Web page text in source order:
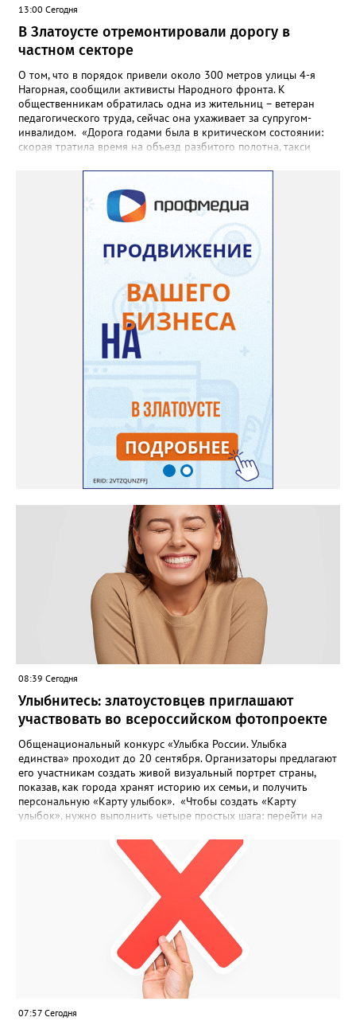
13:00 Сегодня
В Златоусте отремонтировали дорогу в
частном секторе
О том, что в порядок привели около 300 метров улицы 4-я
Нагорная, сообщили активисты Народного фронта. К
общественникам обратилась одна из жительниц – ветеран
педагогического труда, сейчас она ухаживает за супругом-
инвалидом. «Дорога годами была в критическом состоянии:
скорая тратила время на объезд разбитого полотна, такси
однажды реанимация не смогла добраться до больного.
Жители писали в администрацию города и другие инстанции,
пытались ремонтировать дорогу своими силами – всё тщетно»,
– рассказали в ОНФ. Общественники подчеркнули: именно
они добились, чтобы участок разровняли и отсыпали. Для
этого потребовалось обратиться в мэрию Златоуста.
08:39 Сегодня
Улыбнитесь: златоустовцев приглашают
участвовать во всероссийском фотопроекте
Общенациональный конкурс «Улыбка России. Улыбка
единства» проходит до 20 сентября. Организаторы предлагают
его участникам создать живой визуальный портрет страны,
показав, как города хранят историю их семьи, и получить
персональную «Карту улыбок». «Чтобы создать «Карту
улыбок», нужно выполнить четыре простых шага: перейти на
улыбок»; загрузить фотографию с улыбкой – подойдёт портрет
одного человека, пары, семьи или нескольких поколений в
одном кадре; отметить один или несколько городов,
связанных с историей семьи или важными воспоминаниями;
добавить подписи к городам, кратко объяснив связь с каждым
из них, указать контакты и подтвердить согласие с правилами
проекта», - говорится в инструкции на сайте проекта. ‍Заявка
может быть семейной, а после модерации стать частью
визуального архива проекта. 20 участников обещают
пригласить на итоговую фотосессию в Москве. Персональную
«Карту улыбок», которую можно скачать, сохранить и
опубликовать в социальных сетях, отмечают в оргкомитете,
получат все, кто улыбнулся.
07:57 Сегодня